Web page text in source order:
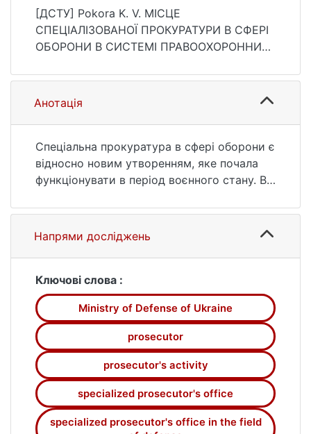
ОРГАНІВ. Social Law, (2).
https://doi.org/10.32751/2617-5967-2024-
02-17
[ДСТУ] Pokora K. V. МІСЦЕ
СПЕЦІАЛІЗОВАНОЇ ПРОКУРАТУРИ В СФЕРІ
ОБОРОНИ В СИСТЕМІ ПРАВООХОРОННИХ
10.32751/2617-5967-2024-02-17 (дата
звернення: 25.07.2026).
Анотація
Спеціальна прокуратура в сфері оборони є
відносно новим утворенням, яке почала
функціонувати в період воєнного стану. В
прокуратури, яка діє в сфері оборони, а
також визначені її особливості та задачі.
Стаття містить формулювання поняття
повноважень, що необхідне для розуміння
діяльності цього спеціалізованого
інституту. Проаналізовано поняття місця
прокуратури в правоохоронній системі, а
також значення спеціалізованих
прокуратур у період воєнного стану.
Наголошується, що система повноважень
прокурора спеціалізованої прокуратури в
сфері оборони обумовлюється потребами
захисту інтересів держави у сфери
Напрями досліджень
Ключові слова :
Ministry of Defense of Ukraine
prosecutor
prosecutor's activity
specialized prosecutor's office
specialized prosecutor's office in the field